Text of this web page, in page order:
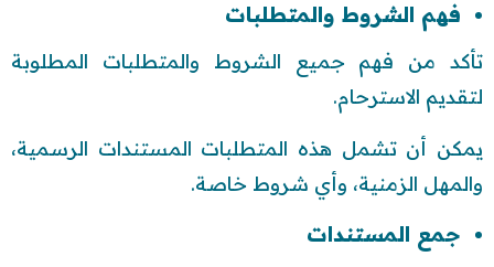
فهم الشروط والمتطلبات
تأكد من فهم جميع الشروط والمتطلبات المطلوبة
لتقديم الاسترحام.
يمكن أن تشمل هذه المتطلبات المستندات الرسمية،
والمهل الزمنية، وأي شروط خاصة.
جمع المستندات